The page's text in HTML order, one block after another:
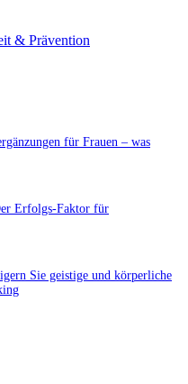
& Prävention
für Frauen – was
Erfolgs-Faktor für
Sie geistige und körperliche